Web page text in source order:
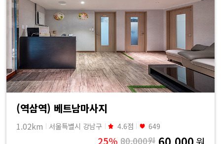
(역삼역) 베트남마사지
1.02km 서울특별시 강남구 4.6점 649
25% 80,000원